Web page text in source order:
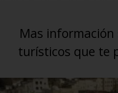
Mas
turísticos que te